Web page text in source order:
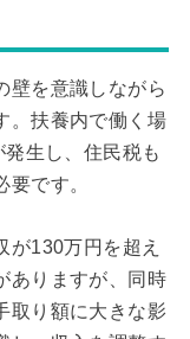
壁を意識しながら
。扶養内で働く場
生し、住民税も
です。
130万円を超え
ありますが、同時
取り額に大きな影